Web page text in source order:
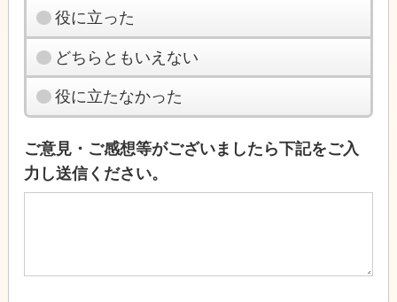
役に立った
どちらともいえない
役に立たなかった
ご意見・ご感想等がございましたら下記をご入
力し送信ください。